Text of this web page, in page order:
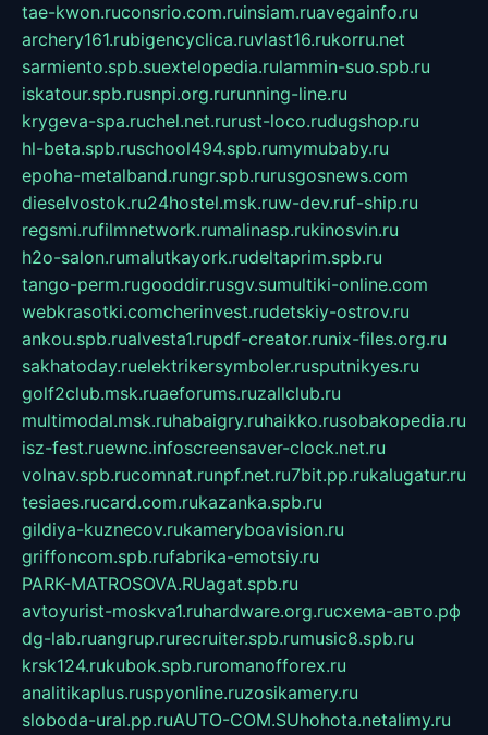
tae-kwon.ruconsrio.com.ruinsiam.ruavegainfo.ru
archery161.rubigencyclica.ruvlast16.rukorru.net
sarmiento.spb.suextelopedia.rulammin-suo.spb.ru
iskatour.spb.rusnpi.org.rurunning-line.ru
krygeva-spa.ruchel.net.rurust-loco.rudugshop.ru
hl-beta.spb.ruschool494.spb.rumymubaby.ru
epoha-metalband.rungr.spb.rurusgosnews.com
dieselvostok.ru24hostel.msk.ruw-dev.ruf-ship.ru
regsmi.rufilmnetwork.rumalinasp.rukinosvin.ru
h2o-salon.rumalutkayork.rudeltaprim.spb.ru
tango-perm.rugooddir.rusgv.sumultiki-online.com
webkrasotki.comcherinvest.rudetskiy-ostrov.ru
ankou.spb.rualvesta1.rupdf-creator.runix-files.org.ru
sakhatoday.ruelektrikersymboler.rusputnikyes.ru
golf2club.msk.ruaeforums.ruzallclub.ru
multimodal.msk.ruhabaigry.ruhaikko.rusobakopedia.ru
isz-fest.ruewnc.infoscreensaver-clock.net.ru
volnav.spb.rucomnat.runpf.net.ru7bit.pp.rukalugatur.ru
tesiaes.rucard.com.rukazanka.spb.ru
gildiya-kuznecov.rukameryboavision.ru
griffoncom.spb.rufabrika-emotsiy.ru
PARK-MATROSOVA.RUagat.spb.ru
avtoyurist-moskva1.ruhardware.org.ruсхема-авто.рф
dg-lab.ruangrup.rurecruiter.spb.rumusic8.spb.ru
krsk124.rukubok.spb.ruromanofforex.ru
analitikaplus.ruspyonline.ruzosikamery.ru
sloboda-ural.pp.ruAUTO-COM.SUhohota.netalimy.ru